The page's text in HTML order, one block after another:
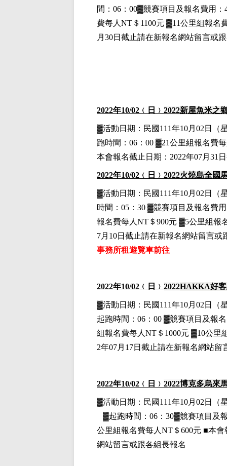
間：06：00▓競賽項目 及報名費用
費每人NT＄1100元 ▓11公里組報名
月30日截止請在新報名網站留言或
2022年10/02 ﹙日﹚ 2022新屋魚米之
▓活動日期： 民國111年10月02日
（
跑時間：06：00 ▓21公里組報名費
本會報名截止日期：2022年07月31
2022年10/02 ﹙日﹚ 2022火燒島全國
▓活動日期： 民國111年10月02日
（
時間：05：30 ▓競賽項目 及報名費用
報名費每人NT＄900元 ▓5公里組報
7月10日截止請在新報名網站留言
事務所租遊覽車前往
2022年10/02 ﹙日﹚ 2022HAKKA好
▓活動日期： 民國111年10月02日
（
起跑時間：06：00 ▓競賽項目 及報
組報名費每人NT＄1000元 ▓10公里
2年07月17日截止請在新報名網站留
2022年10/02 ﹙日﹚ 2022博克多烏來
▓活動日期： 民國111年10月02日
（
▓起跑時間：06：30▓競賽項目 及
公里組報名費每人NT＄600元 ■本會
網站留言或跟各組長報名